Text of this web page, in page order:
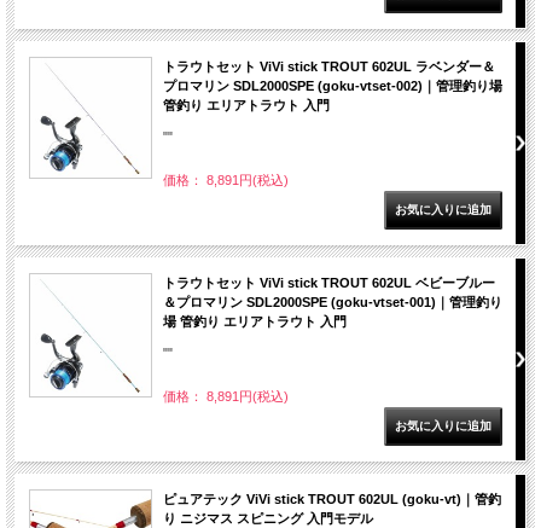
トラウトセット ViVi stick TROUT 602UL ラベンダー＆
プロマリン SDL2000SPE (goku-vtset-002)｜管理釣り場
管釣り エリアトラウト 入門
""
価格： 8,891円(税込)
トラウトセット ViVi stick TROUT 602UL ベビーブルー
＆プロマリン SDL2000SPE (goku-vtset-001)｜管理釣り
場 管釣り エリアトラウト 入門
""
価格： 8,891円(税込)
ピュアテック ViVi stick TROUT 602UL (goku-vt)｜管釣
り ニジマス スピニング 入門モデル